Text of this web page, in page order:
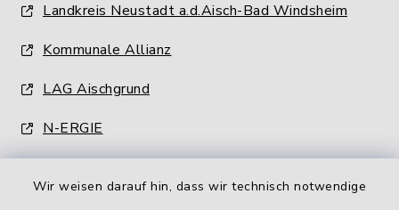
Wir weisen darauf hin, dass wir technisch notwendige
Landkreis Neustadt a.d.Aisch-Bad Windsheim
Kommunale Allianz
LAG Aischgrund
N-ERGIE